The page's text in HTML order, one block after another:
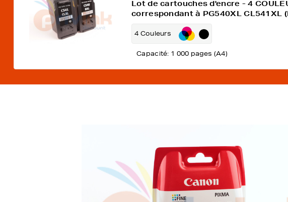
Lot de cartouches d'encre - 4
correspondant à PG540XL CL541XL
4 Couleurs
Capacité: 1 000 pages (A4)